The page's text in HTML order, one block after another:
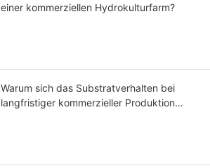
einer kommerziellen Hydrokulturfarm?
Warum sich das Substratverhalten bei
langfristiger kommerzieller Produktion